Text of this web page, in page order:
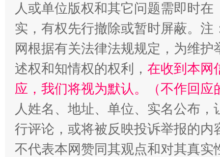
人或单位版权和其它问题需即时在
实，有权先行撤除或暂时屏蔽。
网根据有关法律法规规定，为维
述权和知情权的权利， 在收到本网
应，我们将视为默认。（不作回应
人姓名、地址、单位、实名公布
行评论，或将被反映投诉举报的
不代表本网赞同其观点和对其真实